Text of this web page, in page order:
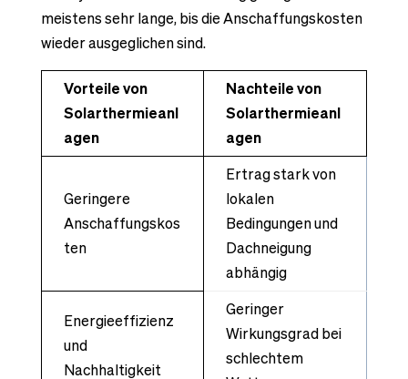
meistens sehr lange, bis die Anschaffungskosten
wieder ausgeglichen sind.
Vorteile von
Solarthermieanl
agen
Nachteile von
Solarthermieanl
agen
Geringere
Anschaffungskos
ten
Ertrag stark von
lokalen
Bedingungen und
Dachneigung
abhängig
Energieeffizienz
und
Nachhaltigkeit
Geringer
Wirkungsgrad bei
schlechtem